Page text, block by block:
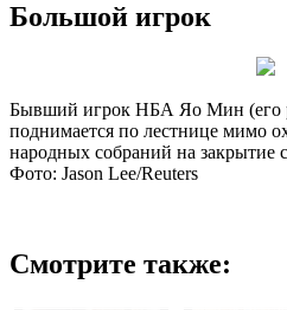
Большой игрок
Бывший игрок НБА Яо Мин (его
поднимается по лестнице мимо
народных собраний на
Фото: Jason Lee/Reuters
Смотрите также: